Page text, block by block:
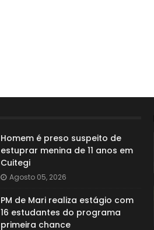
Homem é preso suspeito de
estuprar menina de 11 anos em
Cuitegi
Agosto 05, 2026
PM de Mari realiza estágio com
16 estudantes do programa
primeira chance